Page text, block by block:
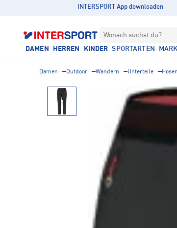
INTERSPORT App downloaden
Wonach suchst du?
DAMEN HERREN KINDER SPORTARTEN
Damen Outdoor Wandern Unterteile Hosen